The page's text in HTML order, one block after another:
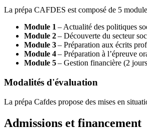
La prépa CAFDES est composé de 5
Module 1– Actualité des politiques
Module 2– Découverte du secteur
Module 3– Préparation aux écrits
Module 4– Préparation à l’épreuve
Module 5– Gestion financière (2
Modalités d'évaluation
La prépa Cafdes propose des mises en
Admissions et financement